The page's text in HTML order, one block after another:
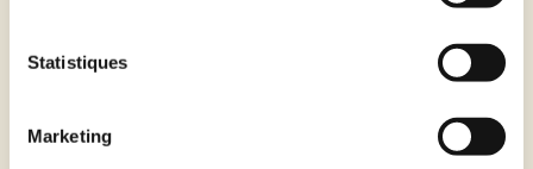
Statistiques
Marketing